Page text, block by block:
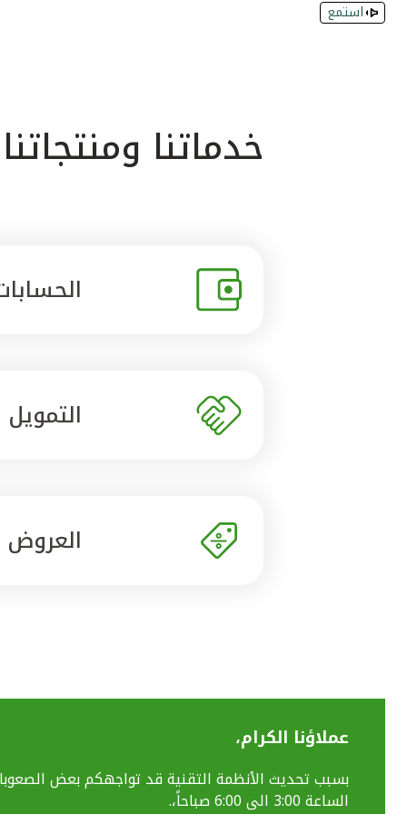
استمع
خدماتنا ومنتجاتنا
التمويل
العروض
عملاؤنا الكرام،
الساعة 3:00 الى 6:00 صباحاً،.